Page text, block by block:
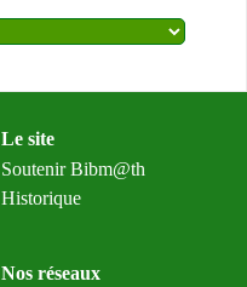
Le site
Soutenir Bibm@th
Historique
Nos réseaux